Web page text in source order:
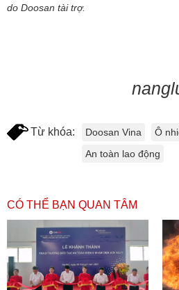
do Doosan tài trợ.
Từ khóa: Doosan Vina
Ô
An toàn lao động
CÓ THỂ BẠN QUAN TÂM